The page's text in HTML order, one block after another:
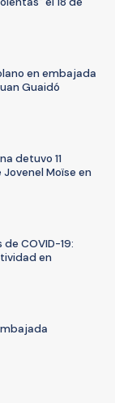
en embajada
Guaidó
detuvo 11
Moïse en
de COVID-19:
en